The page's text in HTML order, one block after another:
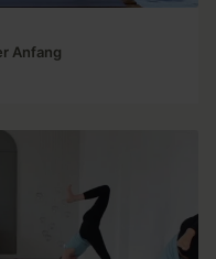
Anfang